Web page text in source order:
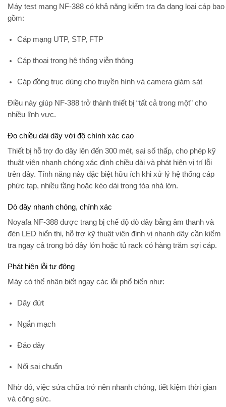
Máy test mạng NF-388 có khả năng kiểm tra đa dạng loại cáp bao
gồm:
Cáp mạng UTP, STP, FTP
Cáp thoại trong hệ thống viễn thông
Cáp đồng trục dùng cho truyền hình và camera giám sát
Điều này giúp NF-388 trở thành thiết bị “tất cả trong một” cho
nhiều lĩnh vực.
Đo chiều dài dây với độ chính xác cao
Thiết bị hỗ trợ đo dây lên đến 300 mét, sai số thấp, cho phép kỹ
thuật viên nhanh chóng xác định chiều dài và phát hiện vị trí lỗi
trên dây. Tính năng này đặc biệt hữu ích khi xử lý hệ thống cáp
phức tạp, nhiều tầng hoặc kéo dài trong tòa nhà lớn.
Dò dây nhanh chóng, chính xác
Noyafa NF-388 được trang bị chế độ dò dây bằng âm thanh và
đèn LED hiển thị, hỗ trợ kỹ thuật viên định vị nhanh dây cần kiểm
tra ngay cả trong bó dây lớn hoặc tủ rack có hàng trăm sợi cáp.
Phát hiện lỗi tự động
Máy có thể nhận biết ngay các lỗi phổ biến như:
Dây đứt
Ngắn mạch
Đảo dây
Nối sai chuẩn
Nhờ đó, việc sửa chữa trở nên nhanh chóng, tiết kiệm thời gian
và công sức.